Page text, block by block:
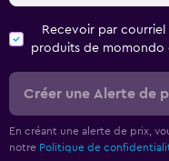
Recevoir par
produits de momondo
Créer une Alerte de
En créant une alerte de prix,
notre Politique de